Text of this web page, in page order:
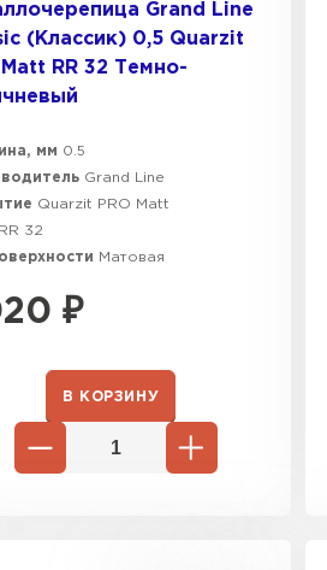
Grand Line
(Классик) 0,5 Quarzit
Matt RR 32 Темно-
мм 0.5
Grand Line
Quarzit PRO Matt
RR 32
Матовая
₽
В КОРЗИНУ